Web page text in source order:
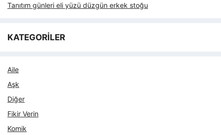
Tanıtım günleri eli yüzü düzgün erkek stoğu
KATEGORİLER
Aile
Aşk
Diğer
Fikir Verin
Komik